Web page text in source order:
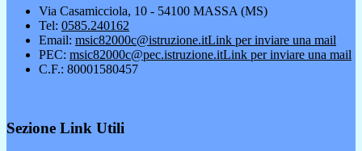
Via Casamicciola, 10 - 54100 MASSA (MS)
Tel: 0585.240162
Email: msic82000c@istruzione.itLink per inviare una mail
PEC: msic82000c@pec.istruzione.itLink per inviare una mail
C.F.: 80001580457
Sezione Link Utili